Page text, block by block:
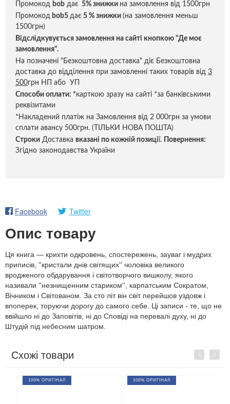
Промокод bob дає 5% знижки на замовлення від 1500грн
Промокод bob5 дає 5 % знижки (на замовлення меньш
1500грн)
Відслідкувується замовлення на сайті кнопкою "Де моє
замовлення".
На позначені "Безкоштовна доставка" діє Безкоштовна
доставка до відділення при замовленні таких товарів від 3
500грн НП або УП
Способи оплати: *карткою зразу на сайті *за банківськими
реквізитами
*Накладений платіж на Замовлення від 2 000грн за умови
сплати авансу 500грн. (ТІЛЬКИ НОВА ПОШТА)
Строки Доставка вказані по кожній позиції.
Повернення:
Згідно законодавства України
Facebook Twitter
Опис товару
Ця книга — крихти одкровень, спостережень, зауваг і мудрих
приписів, ''кристали днів світящих'' чоловіка великого
вродженого обдарування і світотворчого вишколу, якого
називали ''незнищенним стариком'', карпатським Сократом,
Вічником і Світованом. За сто літ він світ перейшов уздовж і
впоперек, торуючи дорогу до самого себе. Ці записи - те, що не
ввійшло ні до Заповітів, ні до Сповіді на перевалі духу, ні до
Штудій під небесним шатром.
Схожі товари Previous
100% ОРИГІНАЛ 100% ОРИГІНАЛ
Next